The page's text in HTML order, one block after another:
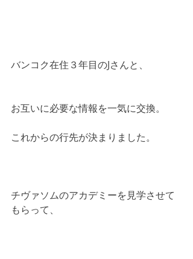
バンコク在住３年目のJさんと、
お互いに必要な情報を一気に交換。
これからの行先が決まりました。
チヴァソムのアカデミーを見学させて
もらって、